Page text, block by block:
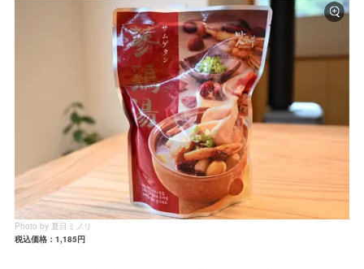
Photo by 夏目ミノリ
税込価格：1,185円